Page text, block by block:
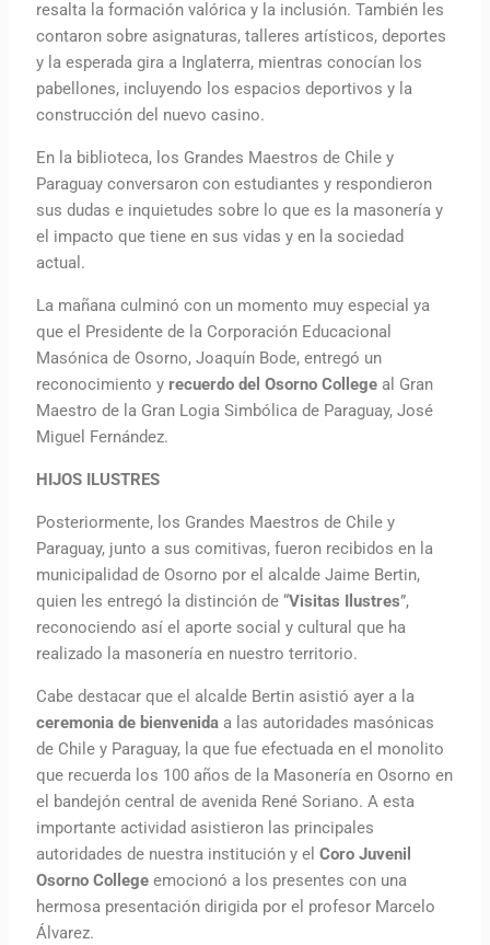
resalta la formación valórica y la inclusión. También les
contaron sobre asignaturas, talleres artísticos, deportes
y la esperada gira a Inglaterra, mientras conocían los
pabellones, incluyendo los espacios deportivos y la
construcción del nuevo casino.
En la biblioteca, los Grandes Maestros de Chile y
Paraguay conversaron con estudiantes y respondieron
sus dudas e inquietudes sobre lo que es la masonería y
el impacto que tiene en sus vidas y en la sociedad
actual.
La mañana culminó con un momento muy especial ya
que el Presidente de la Corporación Educacional
Masónica de Osorno, Joaquín Bode, entregó un
reconocimiento y recuerdo del Osorno College al Gran
Maestro de la Gran Logia Simbólica de Paraguay, José
Miguel Fernández.
HIJOS ILUSTRES
Posteriormente, los Grandes Maestros de Chile y
Paraguay, junto a sus comitivas, fueron recibidos en la
municipalidad de Osorno por el alcalde Jaime Bertin,
quien les entregó la distinción de “Visitas Ilustres”,
reconociendo así el aporte social y cultural que ha
realizado la masonería en nuestro territorio.
Cabe destacar que el alcalde Bertin asistió ayer a la
ceremonia de bienvenida a las autoridades masónicas
de Chile y Paraguay, la que fue efectuada en el monolito
que recuerda los 100 años de la Masonería en Osorno en
el bandejón central de avenida René Soriano. A esta
importante actividad asistieron las principales
autoridades de nuestra institución y elCoro Juvenil
Osorno College emocionó a los presentes con una
hermosa presentación dirigida por el profesor Marcelo
Álvarez.